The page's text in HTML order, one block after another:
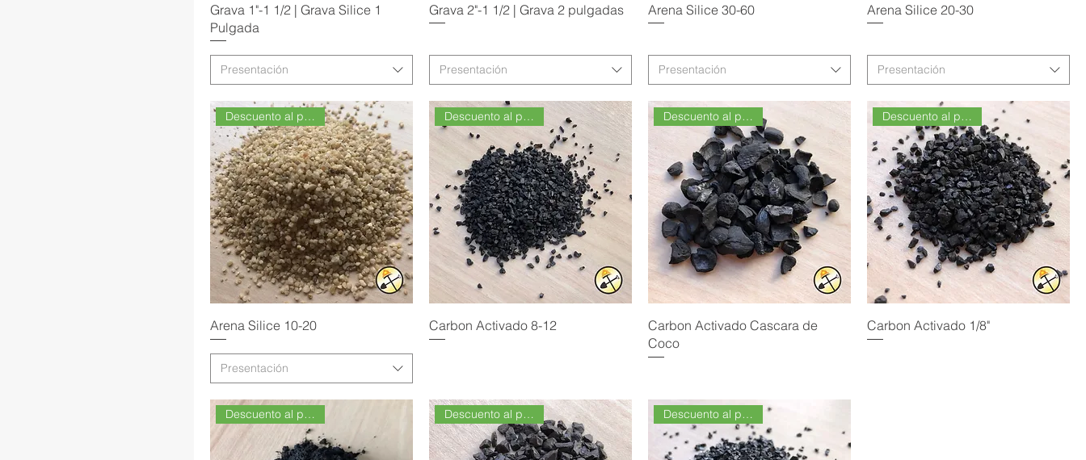
Grava 1"-1 1/2 | Grava Silice 1
Pulgada
Presentación
Grava 2"-1 1/2 | Grava 2 pulgadas
Presentación
Arena Silice 30-60
Presentación
Arena Silice 20-30
Presentación
Descuento al por Mayor
Arena Silice 10-20
Presentación
Descuento al por Mayor
Carbon Activado 8-12
Descuento al por Mayor
Carbon Activado Cascara de
Coco
Descuento al por Mayor
Carbon Activado 1/8"
Descuento al por Mayor Descuento al por Mayor Descuento al por Mayor